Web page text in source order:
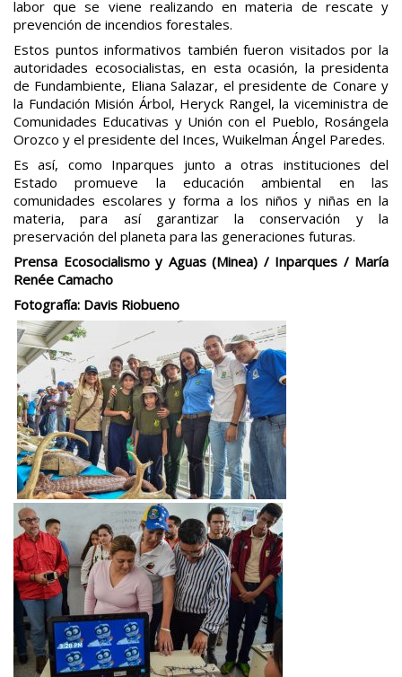
labor que se viene realizando en materia de rescate y
prevención de incendios forestales.
Estos puntos informativos también fueron visitados por la
autoridades ecosocialistas, en esta ocasión, la presidenta
de Fundambiente, Eliana Salazar, el presidente de Conare y
la Fundación Misión Árbol, Heryck Rangel, la viceministra de
Comunidades Educativas y Unión con el Pueblo, Rosángela
Orozco y el presidente del Inces, Wuikelman Ángel Paredes.
Es así, como Inparques junto a otras instituciones del
Estado promueve la educación ambiental en las
comunidades escolares y forma a los niños y niñas en la
materia, para así garantizar la conservación y la
preservación del planeta para las generaciones futuras.
Prensa Ecosocialismo y Aguas (Minea) / Inparques / María
Renée Camacho
Fotografía: Davis Riobueno